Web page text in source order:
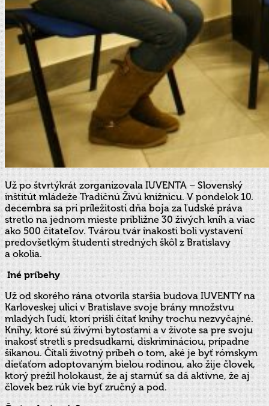
Už po štvrtýkrát zorganizovala IUVENTA – Slovenský
inštitút mládeže Tradičnú Živú knižnicu. V pondelok 10.
decembra sa pri príležitosti dňa boja za ľudské práva
stretlo na jednom mieste približne 30 živých kníh a viac
ako 500 čitateľov. Tvárou tvár inakosti boli vystavení
predovšetkým študenti stredných škôl z Bratislavy
a okolia.
Iné príbehy
Už od skorého rána otvorila staršia budova IUVENTY na
Karloveskej ulici v Bratislave svoje brány množstvu
mladých ľudí, ktorí prišli čítať knihy trochu nezvyčajné.
Knihy, ktoré sú živými bytosťami a v živote sa pre svoju
inakosť stretli s predsudkami, diskrimináciou, prípadne
šikanou. Čítali životný príbeh o tom, aké je byť rómskym
dieťaťom adoptovaným bielou rodinou, ako žije človek,
ktorý prežil holokaust, že aj starnúť sa dá aktívne, že aj
človek bez rúk vie byť zručný a pod.